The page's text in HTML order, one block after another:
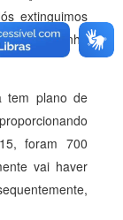
extinguimos
um carinho
tem plano de
foram 700
vai haver